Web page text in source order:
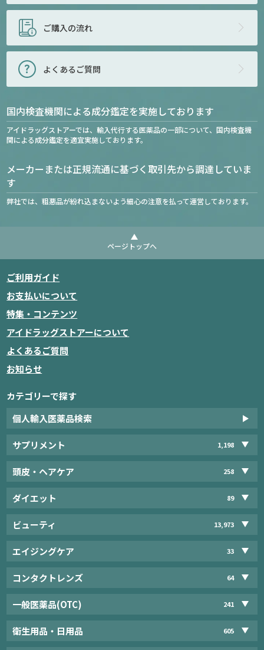
ご購入の流れ
よくあるご質問
国内検査機関による成分鑑定を実施しております
アイドラッグストアーでは、輸入代行する医薬品の一部について、国内検査機
関による成分鑑定を適宜実施しております。
メーカーまたは正規流通に基づく取引先から調達していま
す
弊社では、粗悪品が紛れ込まないよう細心の注意を払って運営しております。
ページトップへ
ご利用ガイド
お支払いについて
特集・コンテンツ
アイドラッグストアーについて
よくあるご質問
お知らせ
カテゴリーで探す
個人輸入医薬品検索
サプリメント 1,198
頭皮・ヘアケア 258
ダイエット 89
ビューティ 13,973
エイジングケア 33
コンタクトレンズ 64
一般医薬品(OTC) 241
衛生用品・日用品 605